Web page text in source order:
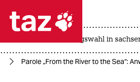
 taz zahl ich
taz zahl ich
landtagswahl in
Parole „From the River to the Sea“: